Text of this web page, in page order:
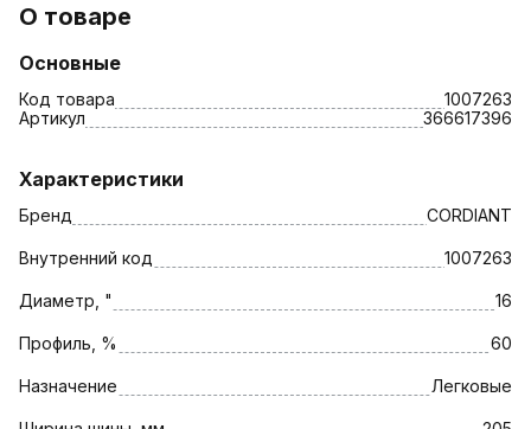
О товаре
Основные
Код товара
1007263
Артикул
366617396
Характеристики
Бренд CORDIANT
Внутренний код 1007263
Диаметр, " 16
Профиль, % 60
Назначение Легковые